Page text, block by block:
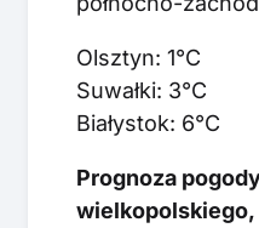
Olsztyn: 1°C
Suwałki: 3°C
Białystok: 6°C
Prognoza
wielkopolskiego,